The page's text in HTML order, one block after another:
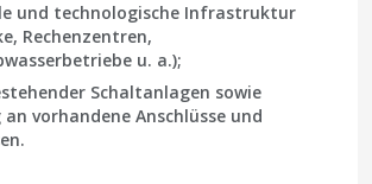
und technologische Infrastruktur
Rechenzentren,
u. a.);
Schaltanlagen sowie
vorhandene Anschlüsse und